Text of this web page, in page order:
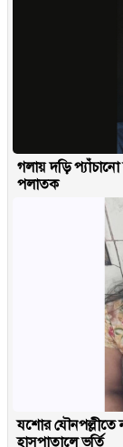
গলায় দড়ি
পলাতক
যশোর যৌনপল্লীতে
হাসপাতালে ভর্তি